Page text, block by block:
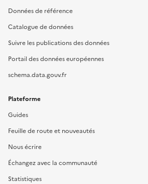
Données de référence
Catalogue de données
Suivre les publications des données
Portail des données européennes
schema.data.gouv.fr
Plateforme
Guides
Feuille de route et nouveautés
Nous écrire
Échangez avec la communauté
Statistiques